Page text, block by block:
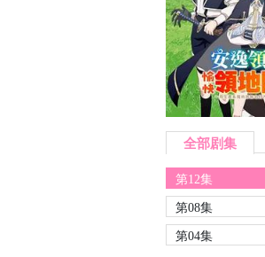
全部剧集
第12集
第08集
第04集